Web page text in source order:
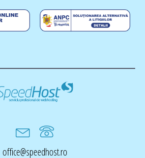
office@speedhost.ro